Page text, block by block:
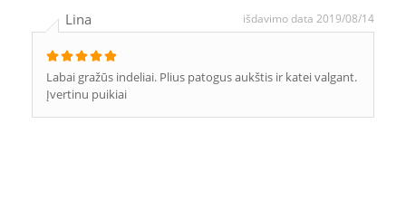
Lina išdavimo data 2019/08/14
Labai gražūs indeliai. Plius patogus aukštis ir katei valgant.
Įvertinu puikiai